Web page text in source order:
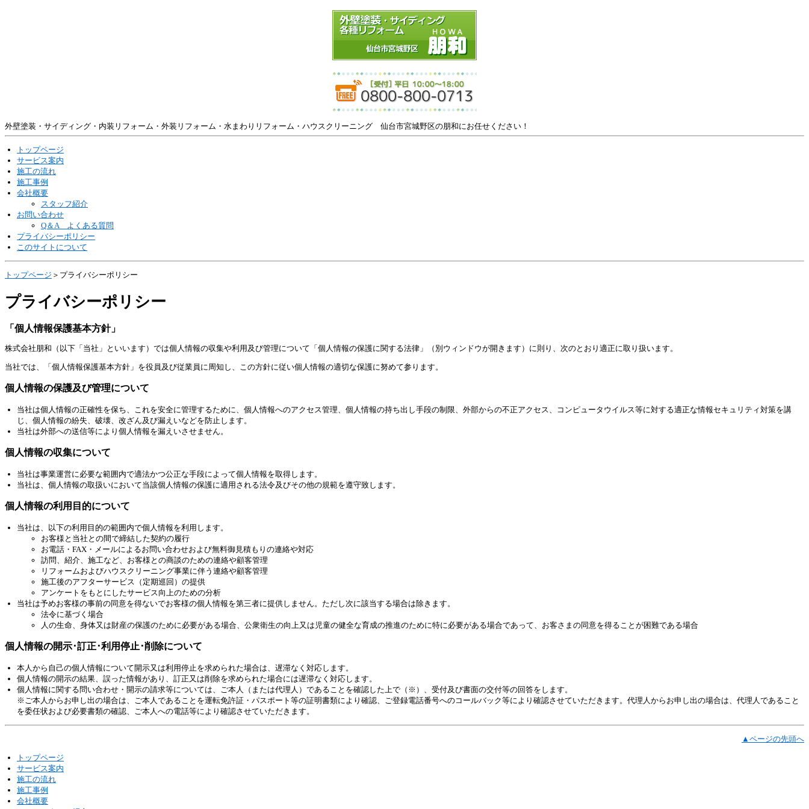
外壁塗装・サイディング・内装リフォーム・外装リフォーム・水まわりリフォーム・ハウスクリーニング 仙台市宮城野区の朋和にお任せください！
トップページ
サービス案内
施工の流れ
施工事例
会社概要
スタッフ紹介
お問い合わせ
Q＆A よくある質問
プライバシーポリシー
このサイトについて
トップページ ＞プライバシーポリシー
プライバシーポリシー
「個人情報保護基本方針」
株式会社朋和（以下「当社」といいます）では個人情報の収集や利用及び管理について「個人情報の保護に関する法律」（別ウィンドウが開きます）に則り、次のとおり適正に取り扱います。
当社では、「個人情報保護基本方針」を役員及び従業員に周知し、この方針に従い個人情報の適切な保護に努めて参ります。
個人情報の保護及び管理について
当社は個人情報の正確性を保ち、これを安全に管理するために、個人情報へのアクセス管理、個人情報の持ち出し手段の制限、外部からの不正アクセス、コンピュータウイルス等に対する適正な情報セキュリティ対策を講
じ、個人情報の紛失、破壊、改ざん及び漏えいなどを防止します。
当社は外部への送信等により個人情報を漏えいさせません。
個人情報の収集について
当社は事業運営に必要な範囲内で適法かつ公正な手段によって個人情報を取得します。
当社は、個人情報の取扱いにおいて当該個人情報の保護に適用される法令及びその他の規範を遵守致します。
個人情報の利用目的について
当社は、以下の利用目的の範囲内で個人情報を利用します。
お客様と当社との間で締結した契約の履行
お電話・FAX・メールによるお問い合わせおよび無料御見積もりの連絡や対応
訪問、紹介、施工など、お客様との商談のための連絡や顧客管理
リフォームおよびハウスクリーニング事業に伴う連絡や顧客管理
施工後のアフターサービス（定期巡回）の提供
アンケートをもとにしたサービス向上のための分析
当社は予めお客様の事前の同意を得ないでお客様の個人情報を第三者に提供しません。ただし次に該当する場合は除きます。
法令に基づく場合
人の生命、身体又は財産の保護のために必要がある場合、公衆衛生の向上又は児童の健全な育成の推進のために特に必要がある場合であって、お客さまの同意を得ることが困難である場合
個人情報の開示･訂正･利用停止･削除について
本人から自己の個人情報について開示又は利用停止を求められた場合は、遅滞なく対応します。
個人情報の開示の結果、誤った情報があり、訂正又は削除を求められた場合には遅滞なく対応します。
個人情報に関する問い合わせ・開示の請求等については、ご本人（または代理人）であることを確認した上で（※）、受付及び書面の交付等の回答をします。
※ご本人からお申し出の場合は、ご本人であることを運転免許証・パスポート等の証明書類により確認、ご登録電話番号へのコールバック等により確認させていただきます。代理人からお申し出の場合は、代理人であること
を委任状および必要書類の確認、ご本人への電話等により確認させていただきます。
▲ページの先頭へ
トップページ
サービス案内
施工の流れ
施工事例
会社概要